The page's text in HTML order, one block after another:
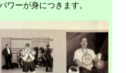
ワーが身につきます。